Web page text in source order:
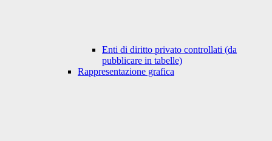
Enti di diritto privato controllati (da
pubblicare in tabelle)
Rappresentazione grafica